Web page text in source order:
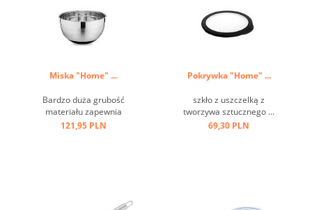
Miska "Home" ...
Bardzo duża grubość
materiału zapewnia
optymalną stabilność i
121,95 PLN
Pokrywka "Home" ...
szkło z uszczelką z
tworzywa sztucznego ...
69,30 PLN